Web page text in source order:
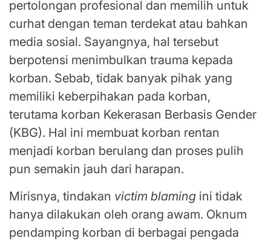
pertolongan profesional dan memilih untuk
curhat dengan teman terdekat atau bahkan
media sosial. Sayangnya, hal tersebut
berpotensi menimbulkan trauma kepada
korban. Sebab, tidak banyak pihak yang
memiliki keberpihakan pada korban,
terutama korban Kekerasan Berbasis Gender
(KBG). Hal ini membuat korban rentan
menjadi korban berulang dan proses pulih
pun semakin jauh dari harapan.
Mirisnya, tindakan victim blaming ini tidak
hanya dilakukan oleh orang awam. Oknum
pendamping korban di berbagai pengada